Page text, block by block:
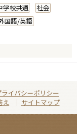
学校共通
社会
国語/英語
ライバシーポリシー
え サイトマップ